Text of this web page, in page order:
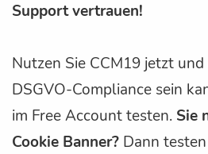
Support vertrauen!
Nutzen Sie CCM19 jetzt
DSGVO-Compliance sein
im Free Account testen. Sie
Cookie Banner? Dann